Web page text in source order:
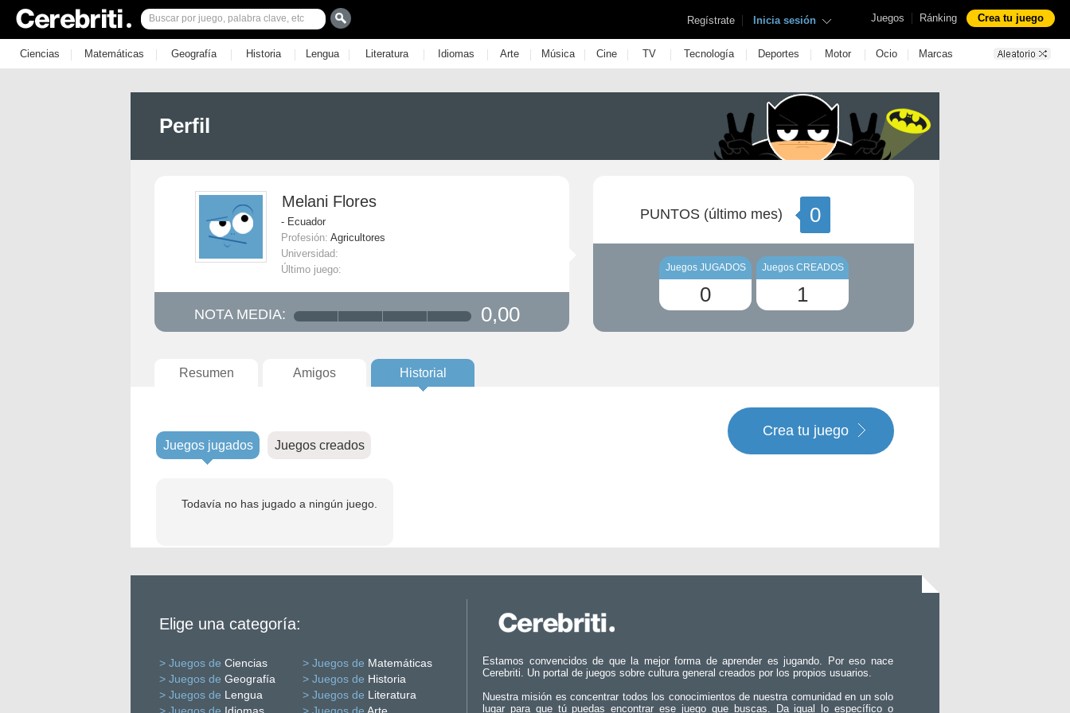
Juegos | Ránking Crea tu juego
Regístrate | Inicia sesión
Ciencias | Matemáticas | Geografía | Historia | Lengua | Literatura | Idiomas | Arte | Música | Cine | TV | Tecnología | Deportes | Motor | Ocio | Marcas
Perfil
Melani Flores
- Ecuador
Profesión: Agricultores
Universidad:
Último juego:
NOTA MEDIA: 0,00
PUNTOS (último mes) 0
Juegos JUGADOS
0
Juegos CREADOS
1
Resumen Amigos Historial
Juegos jugados Juegos creados
Crea tu juego
Todavía no has jugado a ningún juego.
Elige una categoría:
> Juegos de Ciencias > Juegos de Matemáticas
> Juegos de Geografía > Juegos de Historia
> Juegos de Lengua > Juegos de Literatura
Estamos convencidos de que la mejor forma de aprender es jugando. Por eso nace
Cerebriti. Un portal de juegos sobre cultura general creados por los propios usuarios.
Nuestra misión es concentrar todos los conocimientos de nuestra comunidad en un solo
lugar para que tú puedas encontrar ese juego que buscas. Da igual lo específico o